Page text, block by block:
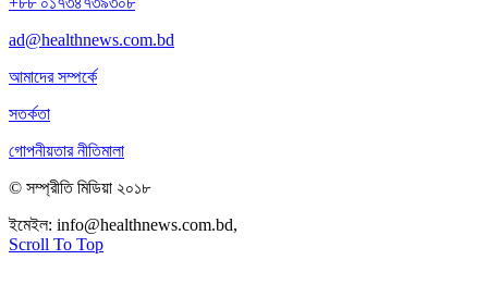
ad@healthnews.com.bd
আমাদের সম্পর্কে
সতর্কতা
গোপনীয়তার নীতিমালা
© সম্প্রীতি মিডিয়া ২০১৮
ইমেইল: info@healthnews.com.bd,
Scroll To Top